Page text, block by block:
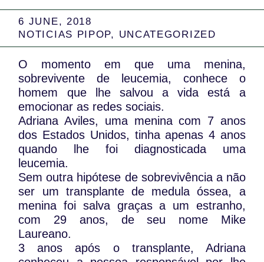
6 JUNE, 2018
NOTICIAS PIPOP, UNCATEGORIZED
O momento em que uma menina,
sobrevivente de leucemia, conhece o
homem que lhe salvou a vida está a
emocionar as redes sociais.
Adriana Aviles, uma menina com 7 anos
dos Estados Unidos, tinha apenas 4 anos
quando lhe foi diagnosticada uma
leucemia.
Sem outra hipótese de sobrevivência a não
ser um transplante de medula óssea, a
menina foi salva graças a um estranho,
com 29 anos, de seu nome Mike
Laureano.
3 anos após o transplante, Adriana